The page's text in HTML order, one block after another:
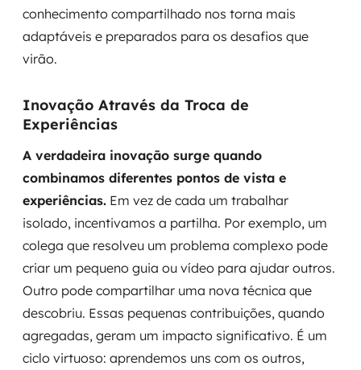
conhecimento compartilhado nos torna mais
adaptáveis e preparados para os desafios que
virão.
Inovação Através da Troca de
Experiências
A verdadeira inovação surge quando
combinamos diferentes pontos de vista e
experiências. Em vez de cada um trabalhar
isolado, incentivamos a partilha. Por exemplo, um
colega que resolveu um problema complexo pode
criar um pequeno guia ou vídeo para ajudar outros.
Outro pode compartilhar uma nova técnica que
descobriu. Essas pequenas contribuições, quando
agregadas, geram um impacto significativo. É um
ciclo virtuoso: aprendemos uns com os outros,